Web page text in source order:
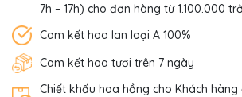
7h – 17h) cho đơn hàng từ 1.100.000
Cam kết hoa lan loại A 100%
Cam kết hoa tươi trên 7 ngày
Chiết khấu hoa hồng cho Khách